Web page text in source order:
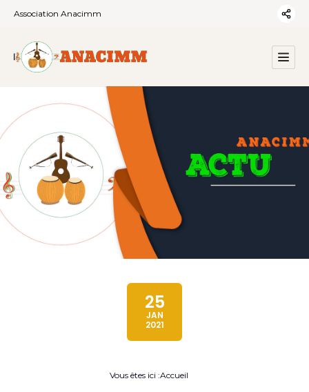
Association Anacimm
25
JAN
2021
Vous êtes ici :Accueil